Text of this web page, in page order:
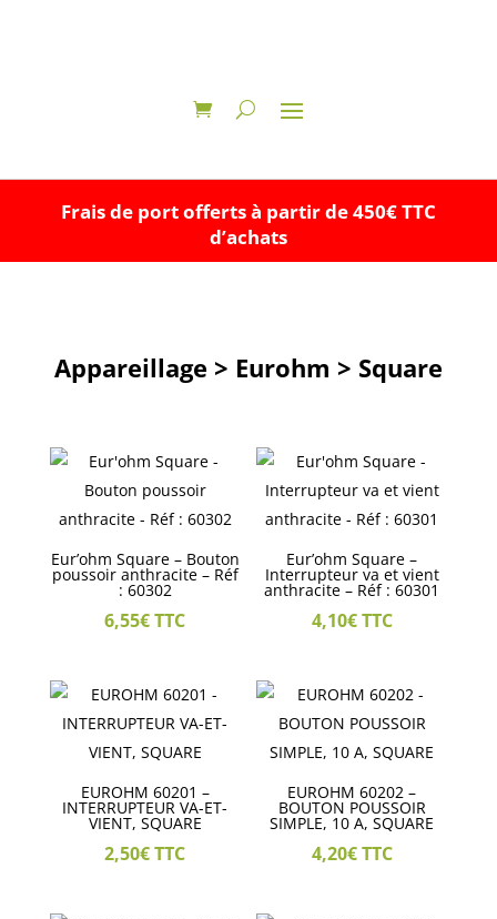
Frais de port offerts à partir de 450€ TTC
d’achats
Appareillage > Eurohm > Square
Eur’ohm Square – Bouton
poussoir anthracite – Réf
: 60302
6,55€TTC
Eur’ohm Square –
Interrupteur va et vient
anthracite – Réf : 60301
4,10€TTC
EUROHM 60201 –
INTERRUPTEUR VA-ET-
VIENT, SQUARE
2,50€TTC
EUROHM 60202 –
BOUTON POUSSOIR
SIMPLE, 10 A, SQUARE
4,20€TTC